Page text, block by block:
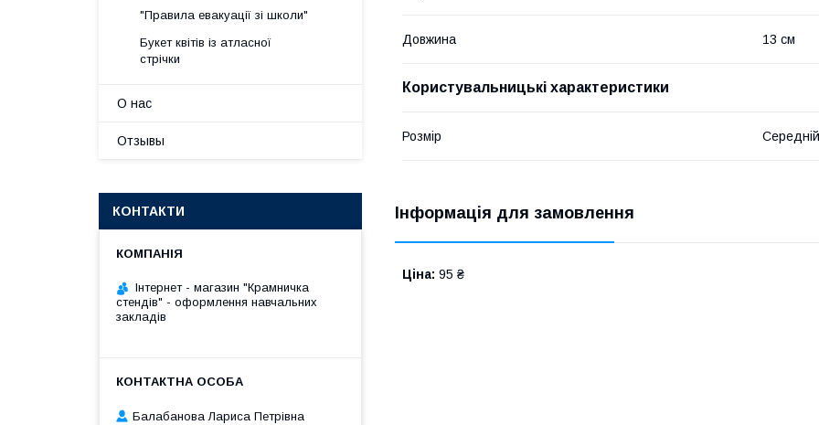
Довжина 13 см
Користувальницькі характеристики
Розмір Середній
Інформація для замовлення
Ціна: 95 ₴
"Правила евакуації зі школи"
Букет квітів із атласної
стрічки
О нас
Отзывы
КОНТАКТИ
Інтернет - магазин "Крамничка
стендів" - оформлення навчальних
закладів
Балабанова Лариса Петрівна